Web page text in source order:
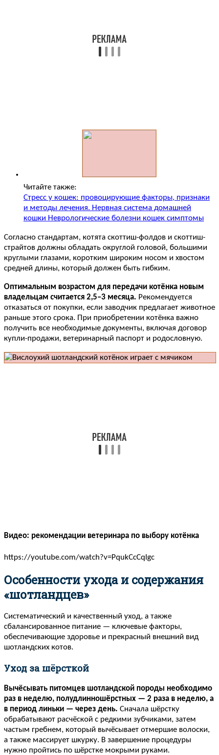
Читайте также:
Стресс у кошек: провоцирующие факторы, признаки
и методы лечения. Нервная система домашней
кошки Неврологические болезни кошек симптомы
Согласно стандартам, котята скоттиш-фолдов и скоттиш-
страйтов должны обладать округлой головой, большими
круглыми глазами, коротким широким носом и хвостом
средней длины, который должен быть гибким.
Оптимальным возрастом для передачи котёнка новым
владельцам считается 2,5–3 месяца. Рекомендуется
отказаться от покупки, если заводчик предлагает животное
раньше этого срока. При приобретении котёнка важно
получить все необходимые документы, включая договор
купли-продажи, ветеринарный паспорт и родословную.
Видео: рекомендации ветеринара по выбору котёнка
https://youtube.com/watch?v=PqukCcCqIgc
Особенности ухода и содержания
«шотландцев»
Систематический и качественный уход, а также
сбалансированное питание — ключевые факторы,
обеспечивающие здоровье и прекрасный внешний вид
шотландских котов.
Уход за шёрсткой
Вычёсывать питомцев шотландской породы необходимо
раз в неделю, полудлинношёрстных — 2 раза в неделю, а
в период линьки — через день. Сначала шёрстку
обрабатывают расчёской с редкими зубчиками, затем
частым гребнем, который вычёсывает отмершие волоски,
а также массирует шкурку. В завершение процедуры
нужно пройтись по шёрстке мокрыми руками.